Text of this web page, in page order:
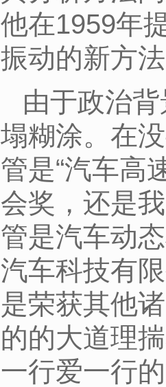
他在1959年
振动的新方
由于政治
塌糊涂。在
管是“汽车高
会奖，还是
管是汽车动
汽车科技有
是荣获其他
的的大道理
一行爱一行